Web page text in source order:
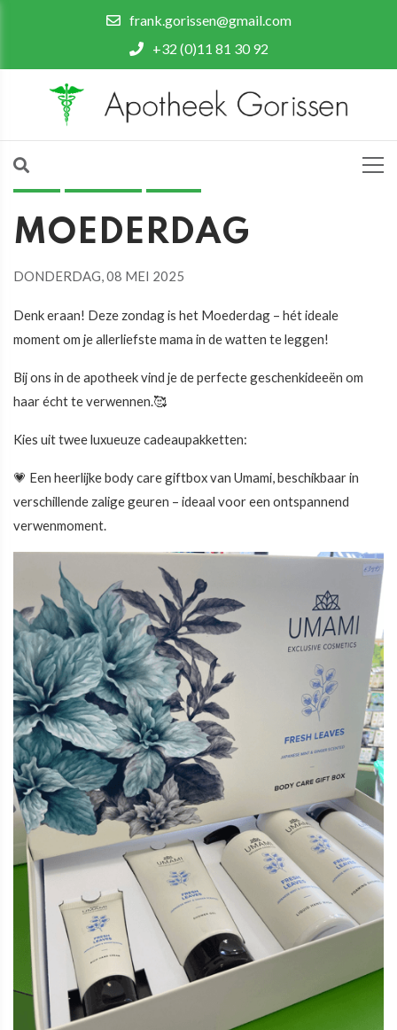
frank.gorissen@gmail.com
+32 (0)11 81 30 92
MOEDERDAG
DONDERDAG, 08 MEI 2025
Denk eraan! Deze zondag is het Moederdag – hét ideale
moment om je allerliefste mama in de watten te leggen!
Bij ons in de apotheek vind je de perfecte geschenkideeën om
haar écht te verwennen.🥰
Kies uit twee luxueuze cadeaupakketten:
💗 Een heerlijke body care giftbox van Umami, beschikbaar in
verschillende zalige geuren – ideaal voor een ontspannend
verwenmoment.